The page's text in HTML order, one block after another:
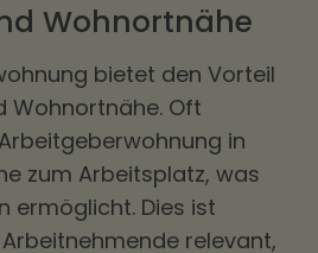
Wohnortnähe
bietet den Vorteil
Wohnortnähe. Oft
in
zum Arbeitsplatz, was
ermöglicht. Dies ist
relevant,